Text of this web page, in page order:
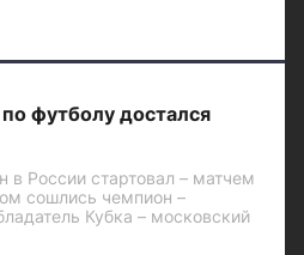
футболу достался
в России стартовал – матчем
сошлись чемпион –
Кубка – московский